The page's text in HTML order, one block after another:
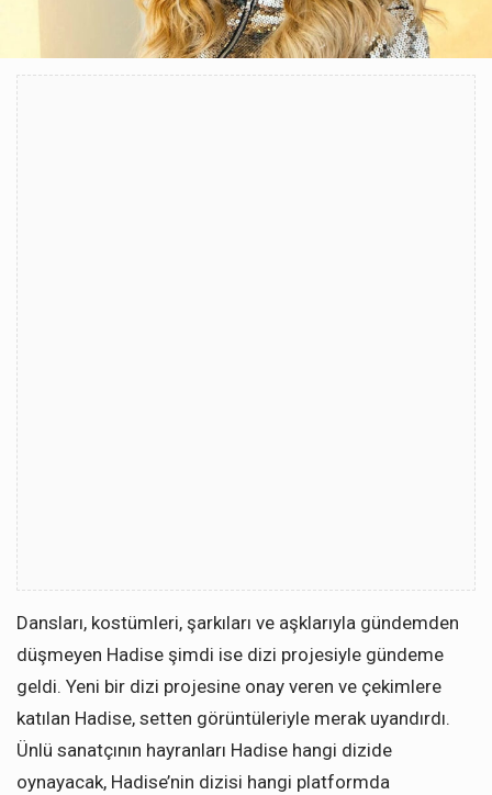
Dansları, kostümleri, şarkıları ve aşklarıyla gündemden
düşmeyen Hadise şimdi ise dizi projesiyle gündeme
geldi. Yeni bir dizi projesine onay veren ve çekimlere
katılan Hadise, setten görüntüleriyle merak uyandırdı.
Ünlü sanatçının hayranları Hadise hangi dizide
oynayacak, Hadise’nin dizisi hangi platformda